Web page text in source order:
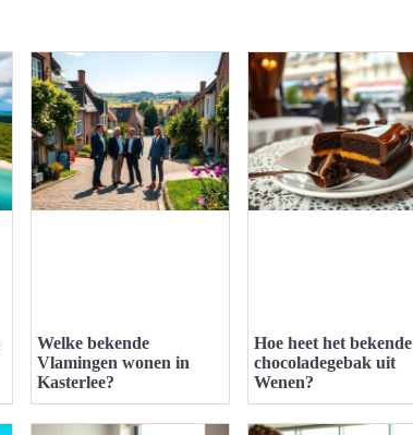
Welke bekende
Vlamingen wonen in
Kasterlee?
Hoe heet het bekende
chocoladegebak uit
Wenen?